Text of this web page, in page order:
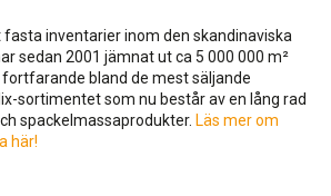
fasta inventarier inom den skandinaviska
sedan 2001 jämnat ut ca 5 000 000 m²
fortfarande bland de mest säljande
sortimentet som nu består av en lång rad
spackelmassaprodukter. Läs mer om
här!